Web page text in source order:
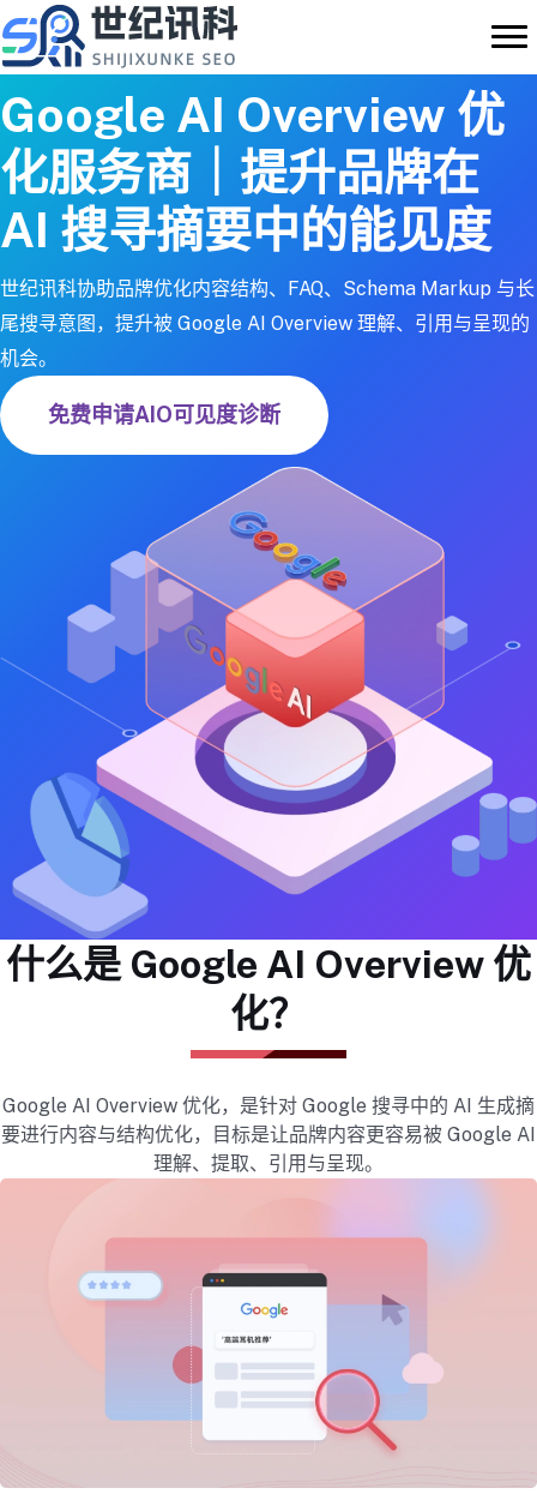
至
内
容
Google AI Overview 优
化服务商｜提升品牌在
AI 搜寻摘要中的能见度
世纪讯科协助品牌优化内容结构、FAQ、Schema Markup 与长
尾搜寻意图，提升被 Google AI Overview 理解、引用与呈现的
机会。
免费申请AIO可见度诊断
什么是 Google AI Overview 优
化？
Google AI Overview 优化，是针对 Google 搜寻中的 AI 生成摘
要进行内容与结构优化，目标是让品牌内容更容易被 Google AI
理解、提取、引用与呈现。